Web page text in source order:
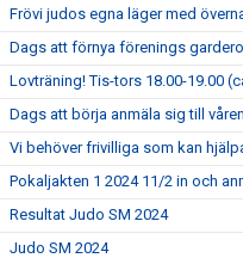
Frövi judos egna läger med
Dags att förnya förenings
Lovträning! Tis-tors 18.00-19.00
Dags att börja anmäla sig till
Vi behöver frivilliga som kan
Pokaljakten 1 2024 11/2 in och
Resultat Judo SM 2024
Judo SM 2024